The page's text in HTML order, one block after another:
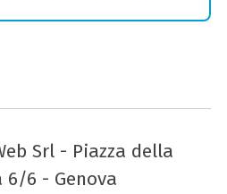
Srl - Piazza della
6 - Genova